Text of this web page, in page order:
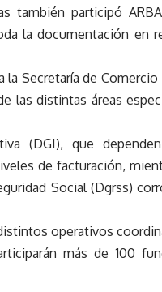
también participó
la documentación en
Secretaría de
las distintas áreas
(DGI), que
de facturación,
Social (Dgrss)
operativos
más de 100